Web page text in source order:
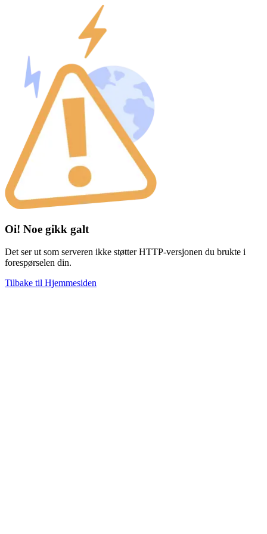
Oi! Noe gikk galt
Det ser ut som serveren ikke støtter HTTP-versjonen du brukte i
forespørselen din.
Tilbake til Hjemmesiden